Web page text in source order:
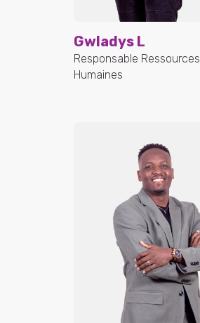
Gwladys L
Responsable Ressources
Humaines